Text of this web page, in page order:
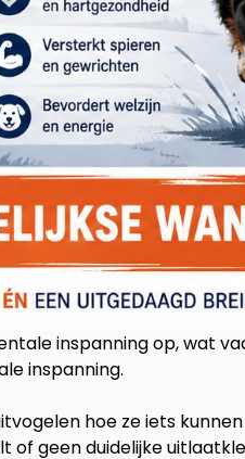
inspanning op, wat
inspanning.
hoe ze iets
of geen duidelijke